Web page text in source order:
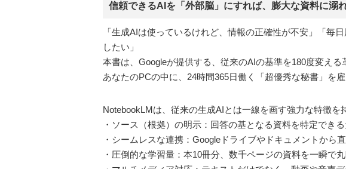
信頼できるAIを「外部脳」にすれば、膨大な資料に溺
「生成AIは使っているけれど、情報の正確性が不安」「毎
したい」
本書は、Googleが提供する、従来のAIの基準を180度変える
あなたのPCの中に、24時間365日働く「超優秀な秘書」を
NotebookLMは、従来の生成AIとは一線を画す強力な特徴を
・ソース（根拠）の明示：回答の基となる資料を特定でき
・シームレスな連携：Googleドライブやドキュメントか
・圧倒的な学習量：本10冊分、数千ページの資料を一瞬で